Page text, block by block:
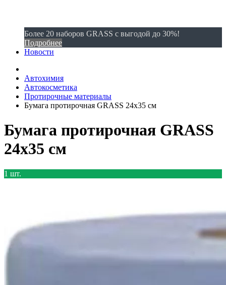
Более 20 наборов GRASS с выгодой до 30%!
Подробнее
Новости
Автохимия
Автокосметика
Протирочные материалы
Бумага протирочная GRASS 24х35 см
Бумага протирочная GRASS
24х35 см
1 шт.